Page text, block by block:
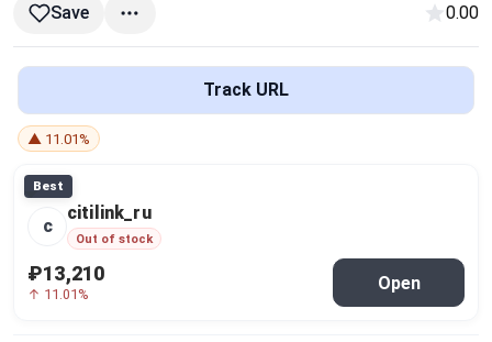
Global Price Tracker
Compare
Plans & Pricing
Log in
Save 0.00
Track URL
▲ 11.01%
Best
c
citilink_ru
Out of stock
₽13,210
↑ 11.01%
Open